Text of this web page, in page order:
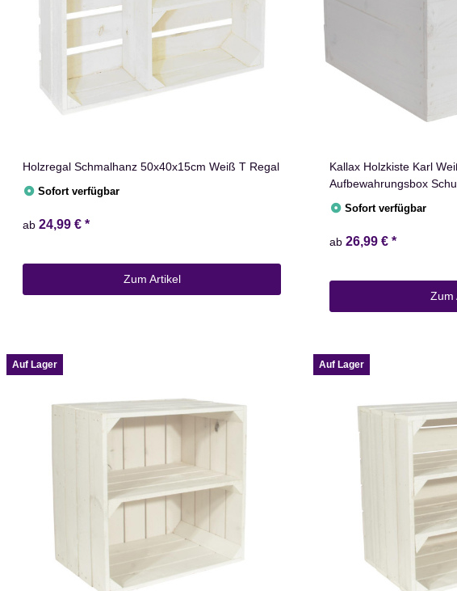
Holzregal Schmalhanz 50x40x15cm Weiß T Regal
Sofort verfügbar
ab 24,99 € *
Zum Artikel
Kallax Holzkiste Karl
Aufbewahrungsbox
Sofort verfügbar
ab 26,99 € *
Zum
Auf Lager Auf Lager